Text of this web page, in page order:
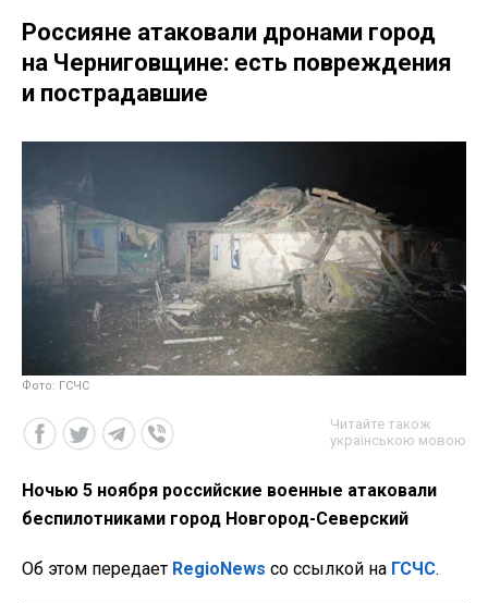
Россияне атаковали дронами город
на Черниговщине: есть повреждения
и пострадавшие
Фото: ГСЧС
Читайте також
українською мовою
Ночью 5 ноября российские военные атаковали
беспилотниками город Новгород-Северский
Об этом передает RegioNews со ссылкой на ГСЧС.